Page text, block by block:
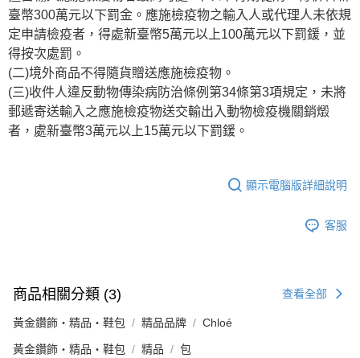
臺幣300萬元以下罰金。應施檢疫物之輸入人或代理人未依規
定申請檢疫者，得處新臺幣5萬元以上100萬元以下罰鍰，並
得按次處罰。
(二)境外商品不得隨貨贈送應施檢疫物。
(三)收件人違反動物傳染病防治條例第34條第3項規定，未將
郵遞寄送輸入之應施檢疫物送交輸出入動物檢疫機關銷燬
者，處新臺幣3萬元以上15萬元以下罰鍰。
顯示電腦版詳細說明
客服
商品相關分類 (3) 查看全部
黃金鑽飾・精品・鞋包 精品品牌 Chloé
黃金鑽飾・精品・鞋包 精品 包